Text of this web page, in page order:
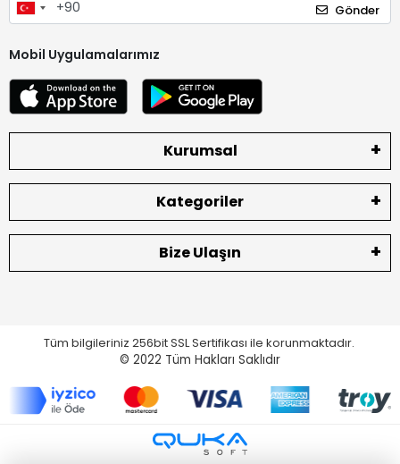
Gönder
Mobil Uygulamalarımız
Kurumsal
Kategoriler
Bize Ulaşın
Tüm bilgileriniz 256bit SSL Sertifikası ile korunmaktadır.
© 2022 Tüm Hakları Saklıdır